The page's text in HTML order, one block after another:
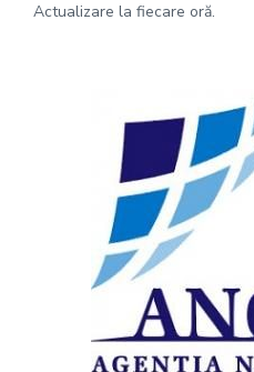
Actualizare la fiecare oră.